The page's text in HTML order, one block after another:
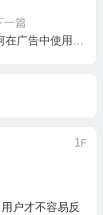
一篇
1 F
户才不容易反